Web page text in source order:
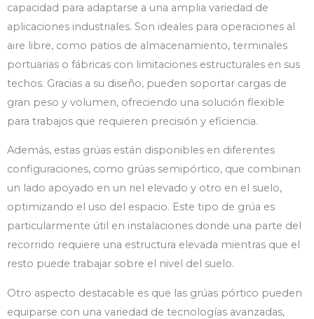
capacidad para adaptarse a una amplia variedad de
aplicaciones industriales. Son ideales para operaciones al
aire libre, como patios de almacenamiento, terminales
portuarias o fábricas con limitaciones estructurales en sus
techos. Gracias a su diseño, pueden soportar cargas de
gran peso y volumen, ofreciendo una solución flexible
para trabajos que requieren precisión y eficiencia.
Además, estas grúas están disponibles en diferentes
configuraciones, como grúas semipórtico, que combinan
un lado apoyado en un riel elevado y otro en el suelo,
optimizando el uso del espacio. Este tipo de grúa es
particularmente útil en instalaciones donde una parte del
recorrido requiere una estructura elevada mientras que el
resto puede trabajar sobre el nivel del suelo.
Otro aspecto destacable es que las grúas pórtico pueden
equiparse con una variedad de tecnologías avanzadas,